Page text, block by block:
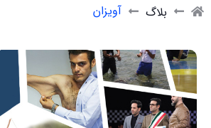
بلاگ آویزان